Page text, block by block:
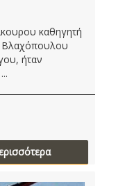
καθηγητή
Βλαχόπουλου
ήταν